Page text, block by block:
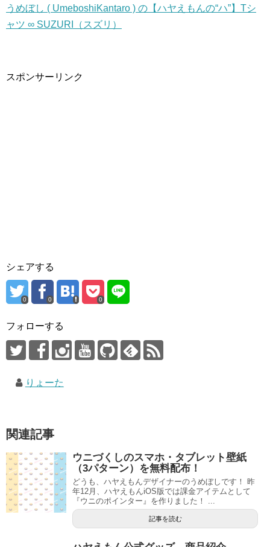
うめぼし ( UmeboshiKantaro ) の【ハヤえもんの“ハ”】Tシ
ャツ ∞ SUZURI（スズリ）
スポンサーリンク
シェアする
0 0 0
フォローする
りょーた
関連記事
ウニづくしのスマホ・タブレット壁紙
（3パターン）を無料配布！
どうも、ハヤえもんデザイナーのうめぼしです！ 昨
年12月、ハヤえもんiOS版では課金アイテムとして
『ウニのポインター』を作りました！ ...
記事を読む